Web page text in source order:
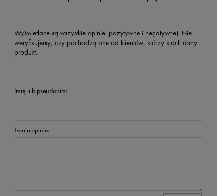
Wyświetlane są wszystkie opinie (pozytywne i negatywne). Nie
weryfikujemy, czy pochodzą one od klientów, którzy kupili dany
produkt.
Imię lub pseudonim:
Twoja opinia: